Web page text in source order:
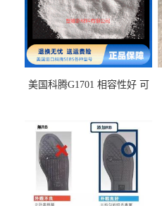
美国科腾G1701 相容性好 可